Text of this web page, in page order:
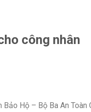
công nhân
Bảo Hộ – Bộ Ba An Toàn